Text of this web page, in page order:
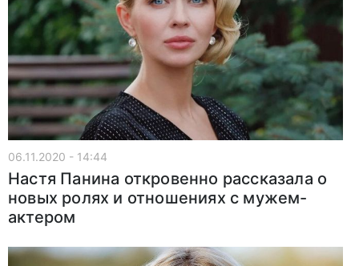
06.11.2020 - 14:44
Настя Панина откровенно рассказала о
новых ролях и отношениях с мужем-
актером